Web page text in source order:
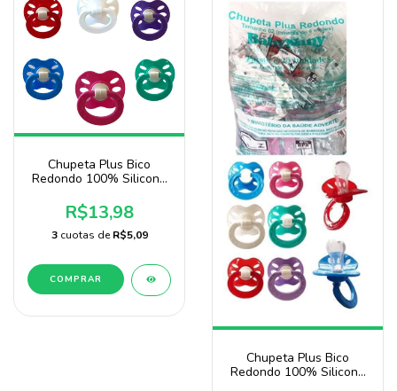
Chupeta Plus Bico
Redondo 100% Silicone
R$13,98
3 cuotas deR$5,09
COMPRAR
Chupeta Plus Bico
Redondo 100% Silicone